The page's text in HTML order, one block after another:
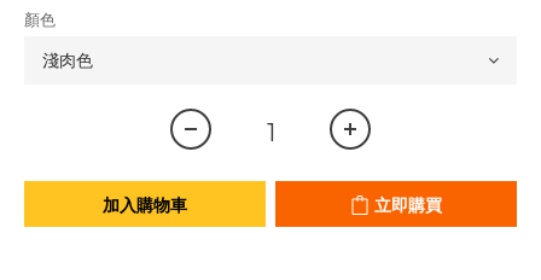
顏色
加入購物車 立即購買